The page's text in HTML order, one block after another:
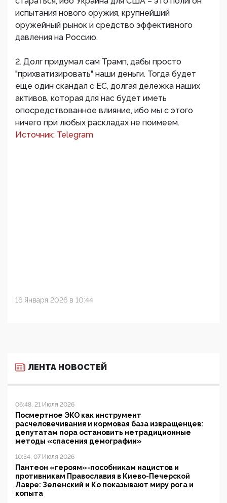
испытания нового оружия, крупнейший
оружейный рынок и средство эффективного
давления на Россию.
2. Долг придумал сам Трамп, дабы просто
"прихватизировать" наши деньги. Тогда будет
еще один скандал с ЕС, долгая дележка наших
активов, которая для нас будет иметь
опосредствованное влияние, ибо мы с этого
ничего при любых раскладах не поимеем.
Источник: Telegram
16 Января 2026 в 10:44
ЛЕНТА НОВОСТЕЙ
06:48, 21 Июля 2026
Посмертное ЭКО как инструмент
расчеловечивания и кормовая база извращенцев:
депутатам пора остановить нетрадиционные
методы «спасения демографии»
10:34, 07 Июля 2026
Пантеон «героям»-пособникам нацистов и
противникам Православия в Киево-Печерской
Лавре: Зеленский и Ко показывают миру рога и
копыта